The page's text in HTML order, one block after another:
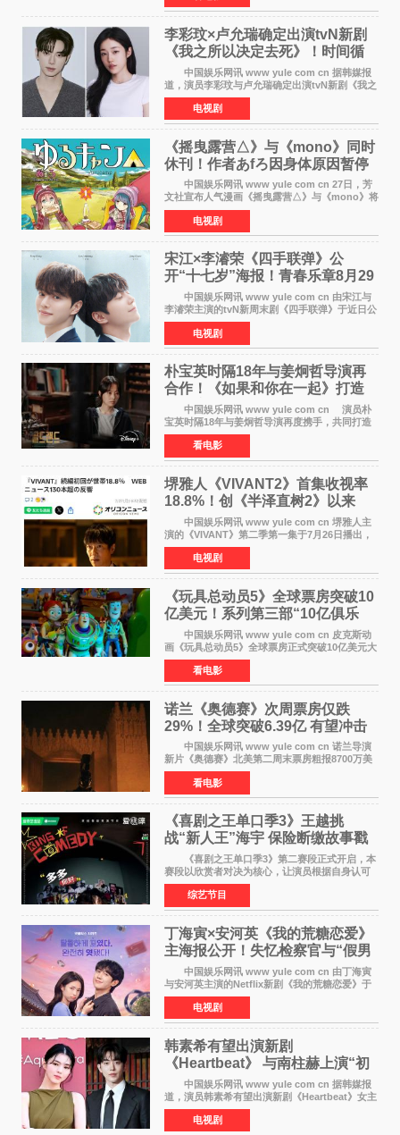
滚！》的吉田惠
李彩玟×卢允瑞确定出演tvN新剧
《我之所以决定去死》！时间循
环青春爱情来袭
中国娱乐网讯 www yule com cn 据韩媒报
道，演员李彩玟与卢允瑞确定出演tvN新剧《我之
所以决定去死》，分别担任男女主角。该剧预计
将于明年播出，引发观众期待。 本剧改编自
NAVER同名人气
电视剧
《摇曳露营△》与《mono》同时
休刊！作者あfろ因身体原因暂停
双连载
中国娱乐网讯 www yule com cn 27日，芳
文社宣布人气漫画《摇曳露营△》与《mono》将
暂停连载一段时间，原因是漫画家あfろ身体状况
不佳。 编辑部表示：一直承蒙各位对
《mono》的喜爱，
电视剧
宋江×李濬荣《四手联弹》公
开“十七岁”海报！青春乐章8月29
日奏响
中国娱乐网讯 www yule com cn 由宋江与
李濬荣主演的tvN新周末剧《四手联弹》于近日公
开十七岁版海报，以充满青春气息的画面再度点
燃观众期待。 海报中，宋江与李濬荣并肩站
在音乐教室的
电视剧
朴宝英时隔18年与姜炯哲导演再
合作！《如果和你在一起》打造
奇幻浪漫喜剧
中国娱乐网讯 www yule com cn 演员朴
宝英时隔18年与姜炯哲导演再度携手，共同打造
备受期待的浪漫喜剧新作《如果和你在一起》
（暂定名）。据OSEN报道，朴宝英将出演该片
女主角，自2008年《
看电影
堺雅人《VIVANT2》首集收视率
18.8%！创《半泽直树2》以来
TBS周日剧场最高开局
中国娱乐网讯 www yule com cn 堺雅人主
演的《VIVANT》第二季第一集于7月26日播出，
首集收视率高达18 8%，成为自2020年《半泽直
树2》首集22%以来，TBS周日剧场最高开播收视
纪录。 考虑到
电视剧
《玩具总动员5》全球票房突破10
亿美元！系列第三部“10亿俱乐
部”达成
中国娱乐网讯 www yule com cn 皮克斯动
画《玩具总动员5》全球票房正式突破10亿美元大
关。截至上周末，该片全球累计票房已达10 22亿
美元，其中北美市场贡献4 48亿美元，中国内地
票房达2 82
看电影
诺兰《奥德赛》次周票房仅跌
29%！全球突破6.39亿 有望冲击
13亿成诺兰最卖座电影
中国娱乐网讯 www yule com cn 诺兰导演
新片《奥德赛》北美第二周末票房粗报8700万美
元（周五至周日：2600万&rarr;3460万
&rarr;2640万），较首周1 24亿美元仅下跌29
6%，走势极为强劲，远超
看电影
《喜剧之王单口季3》王越挑
战“新人王”海宇 保险断缴故事戳
中生活痛点
《喜剧之王单口季3》第二赛段正式开启，本
赛段以欣赏者对决为核心，让演员根据自身认可
选择对手，在作品碰撞中完成一次喜剧创作者之
间的交流。这里有实力相当的正面对抗，也有老
朋友、老对手之
综艺节目
丁海寅×安河英《我的荒糖恋爱》
主海报公开！失忆检察官与“假男
友”同居罗曼史来
中国娱乐网讯 www yule com cn 由丁海寅
与安河英主演的Netflix新剧《我的荒糖恋爱》于
近日公开主海报，正式进入开播倒计时。 海
报中，两人并肩站在充满怀旧气息的九津麦芽村
街道上，丁
电视剧
韩素希有望出演新剧
《Heartbeat》 与南柱赫上演“初
恋归来”奇幻罗曼史
中国娱乐网讯 www yule com cn 据韩媒报
道，演员韩素希有望出演新剧《Heartbeat》女主
角，与南柱赫合作，引发高度关注。 韩素希
在剧中饰演能够看到过去的女人洪莎朗一角，因
电视剧